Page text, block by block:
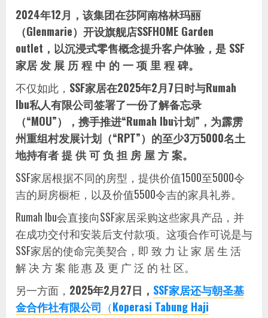
2024年12月，该集团在莎阿南格林玛丽
（Glenmarie）开设旗舰店SSFHOME Garden
outlet，以沉浸式零售概念提升客户体验，是 SSF
家居 发 展 历 程 中 的 一 项 里 程 碑。
不仅如此， SSF家居在2025年2月7日时与Rumah
Ibu私人有限公司签署了一份了解备忘录
（“MOU”），携手推进“Rumah Ibu计划”，为霹雳
州重组村发展计划（“RPT”）的至少3万5000名土
地持有者 提 供 可 负 担 房 屋 方 案。
SSF家居根据不同的房型，提供价值1500至5000令
吉的厨房橱柜，以及价值5500令吉的家具礼券。
Rumah Ibu会直接向SSF家居采购这些家具产品，并
在成功交付和安装后支付款项。这项合作可说是与
SSF家居的使命完美契合，即 致 力 让 家 居 生 活
解 决 方 案 能 惠 及 更 广 泛 的 社 区。
另一方面， 2025年2月27日， SSF家居还与朝圣基
金合作社有限公司 （Koperasi Tabung Haji